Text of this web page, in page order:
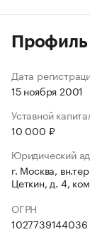
Профиль
Дата
15 ноября 2001
Уставной
10 000 ₽
Юридический
г. Москва,
Цеткин, д. 4,
ОГРН
1027739144036